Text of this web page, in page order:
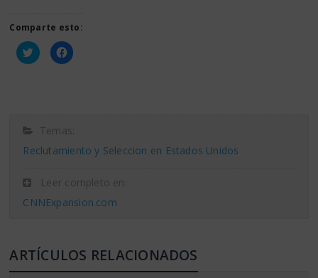
Comparte esto:
Haz
clic
una
ventana
nueva)
Haz
clic
una
ventana
Temas:
Reclutamiento y Seleccion en Estados Unidos
Leer completo en:
CNNExpansion.com
ARTÍCULOS RELACIONADOS